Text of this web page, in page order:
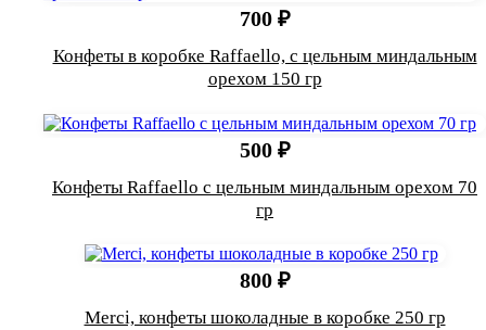
700 ₽
Конфеты в коробке Raffaello, с цельным миндальным
орехом 150 гр
500 ₽
Конфеты Raffaello с цельным миндальным орехом 70
гр
800 ₽
Merci, конфеты шоколадные в коробке 250 гр